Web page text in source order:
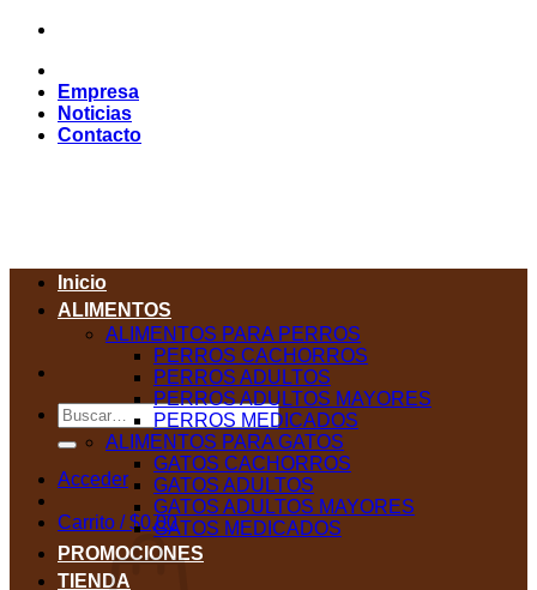
Saltar
contenido
Empresa
Noticias
Contacto
Buscar
por:
Acceder
Carrito /$0,00
Inicio
ALIMENTOS
ALIMENTOS PARA PERROS
PERROS CACHORROS
PERROS ADULTOS
PERROS ADULTOS MAYORES
PERROS MEDICADOS
ALIMENTOS PARA GATOS
GATOS CACHORROS
GATOS ADULTOS
GATOS ADULTOS MAYORES
GATOS MEDICADOS
PROMOCIONES
TIENDA